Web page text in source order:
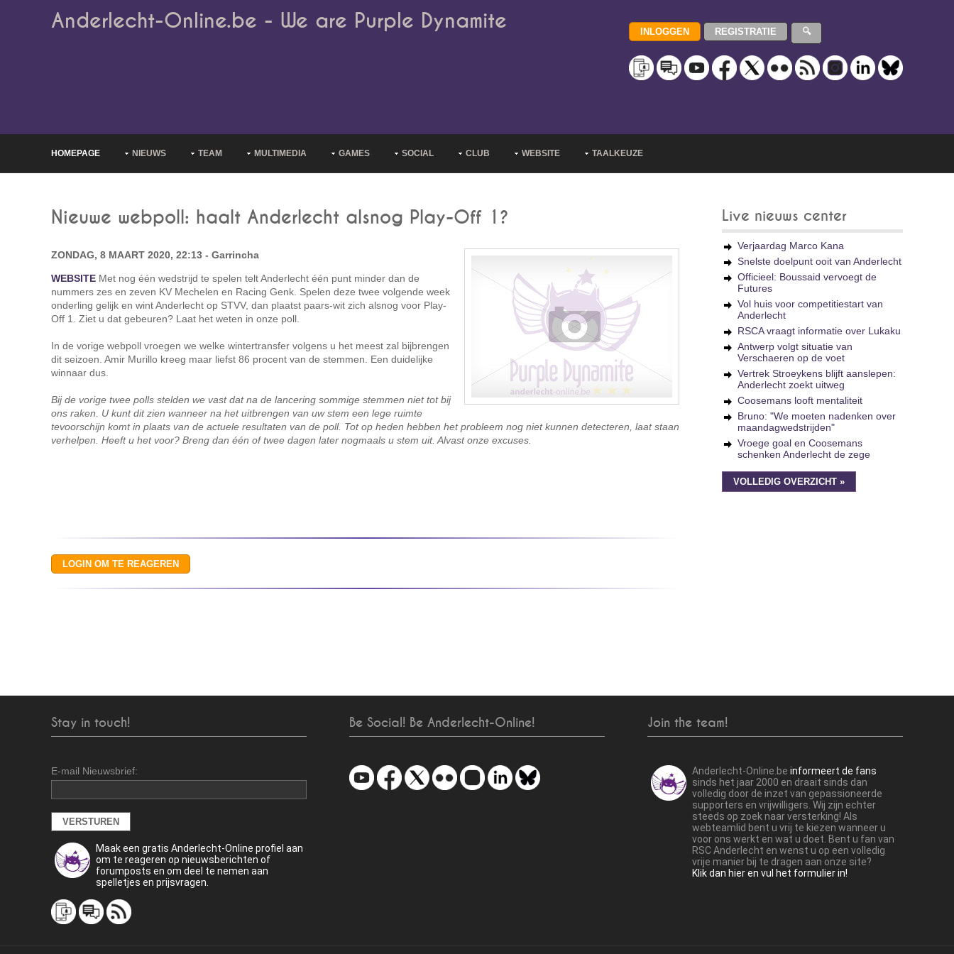
Anderlecht-Online.be - We are Purple Dynamite
HOMEPAGE NIEUWS TEAM MULTIMEDIA GAMES SOCIAL CLUB WEBSITE TAALKEUZE
Nieuwe webpoll: haalt Anderlecht alsnog Play-Off 1?
ZONDAG, 8 MAART 2020, 22:13 - Garrincha
WEBSITE Met nog één wedstrijd te spelen telt Anderlecht één punt minder dan de
nummers zes en zeven KV Mechelen en Racing Genk. Spelen deze twee volgende week
onderling gelijk en wint Anderlecht op STVV, dan plaatst paars-wit zich alsnog voor Play-
Off 1. Ziet u dat gebeuren? Laat het weten in onze poll.
In de vorige webpoll vroegen we welke wintertransfer volgens u het meest zal bijbrengen
dit seizoen. Amir Murillo kreeg maar liefst 86 procent van de stemmen. Een duidelijke
winnaar dus.
Bij de vorige twee polls stelden we vast dat na de lancering sommige stemmen niet tot bij
ons raken. U kunt dit zien wanneer na het uitbrengen van uw stem een lege ruimte
tevoorschijn komt in plaats van de actuele resultaten van de poll. Tot op heden hebben het probleem nog niet kunnen detecteren, laat staan
verhelpen. Heeft u het voor? Breng dan één of twee dagen later nogmaals u stem uit. Alvast onze excuses.
Live nieuws center
Verjaardag Marco Kana
Snelste doelpunt ooit van Anderlecht
Officieel: Boussaid vervoegt de
Futures
Vol huis voor competitiestart van
Anderlecht
RSCA vraagt informatie over Lukaku
Antwerp volgt situatie van
Verschaeren op de voet
Vertrek Stroeykens blijft aanslepen:
Anderlecht zoekt uitweg
Coosemans looft mentaliteit
Bruno: "We moeten nadenken over
maandagwedstrijden"
Vroege goal en Coosemans
schenken Anderlecht de zege
VOLLEDIG OVERZICHT »
Stay in touch!
E-mail Nieuwsbrief:
Maak een gratis Anderlecht-Online profiel aan
om te reageren op nieuwsberichten of
forumposts en om deel te nemen aan
spelletjes en prijsvragen.
Be Social! Be Anderlecht-Online! Join the team!
Anderlecht-Online.be informeert de fans
sinds het jaar 2000 en draait sinds dan
volledig door de inzet van gepassioneerde
supporters en vrijwilligers. Wij zijn echter
steeds op zoek naar versterking! Als
webteamlid bent u vrij te kiezen wanneer u
voor ons werkt en wat u doet. Bent u fan van
RSC Anderlecht en wenst u op een volledig
vrije manier bij te dragen aan onze site?
Klik dan hier en vul het formulier in!